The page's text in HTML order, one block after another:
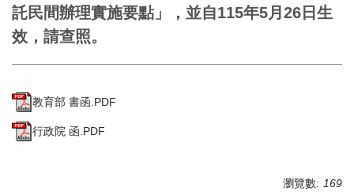
託民間辦理實施要點」，並自115年5月26日生
效，請查照。
教育部 書函.PDF
行政院 函.PDF
瀏覽數: 169